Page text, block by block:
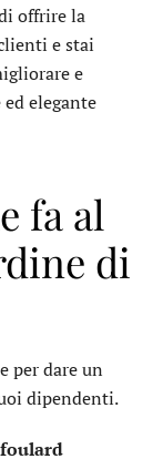
offrire la
e stai
e
elegante
fa al
di
per dare un
dipendenti.
foulard